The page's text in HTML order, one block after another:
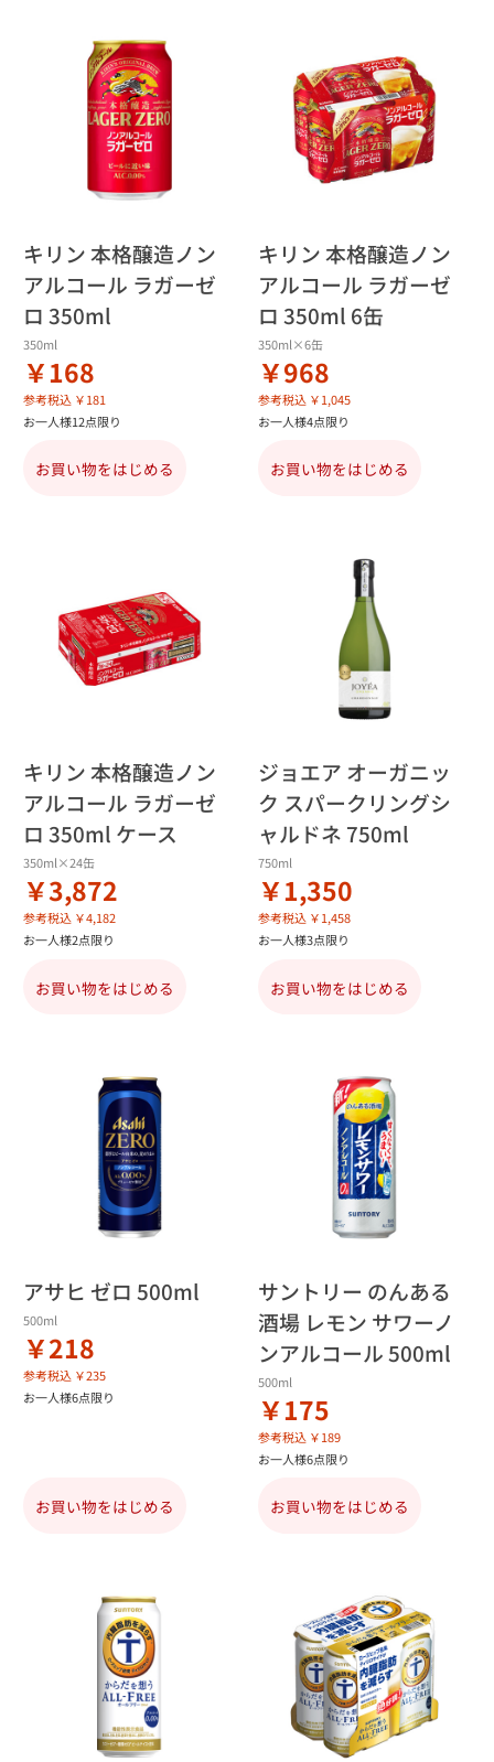
キリン 本格醸造ノン
アルコール ラガーゼ
ロ 350ml
350ml
￥168
参考税込 ￥181
お一人様12点限り
お買い物をはじめる
キリン 本格醸造ノン
アルコール ラガーゼ
ロ 350ml 6缶
350ml×6缶
￥968
参考税込 ￥1,045
お一人様4点限り
お買い物をはじめる
キリン 本格醸造ノン
アルコール ラガーゼ
ロ 350ml ケース
350ml×24缶
￥3,872
参考税込 ￥4,182
お一人様2点限り
お買い物をはじめる
ジョエア オーガニッ
ク スパークリングシ
ャルドネ 750ml
750ml
￥1,350
参考税込 ￥1,458
お一人様3点限り
お買い物をはじめる
アサヒ ゼロ 500ml
500ml
￥218
参考税込 ￥235
お一人様6点限り
お買い物をはじめる
サントリー のんある
酒場 レモン サワーノ
ンアルコール 500ml
500ml
￥175
参考税込 ￥189
お一人様6点限り
お買い物をはじめる